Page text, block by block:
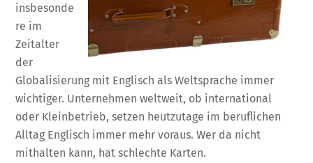
insbesonde
re im
Zeitalter
der
Globalisierung mit Englisch als Weltsprache immer
wichtiger. Unternehmen weltweit, ob international
oder Kleinbetrieb, setzen heutzutage im beruflichen
Alltag Englisch immer mehr voraus. Wer da nicht
mithalten kann, hat schlechte Karten.